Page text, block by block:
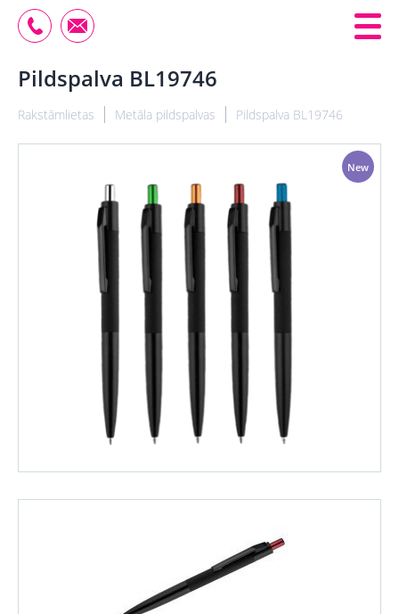
Pildspalva BL19746
Rakstāmlietas Metāla pildspalvas Pildspalva BL19746
New